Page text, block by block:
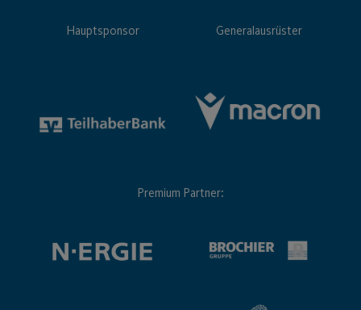
Hauptsponsor Generalausrüster
Premium Partner: